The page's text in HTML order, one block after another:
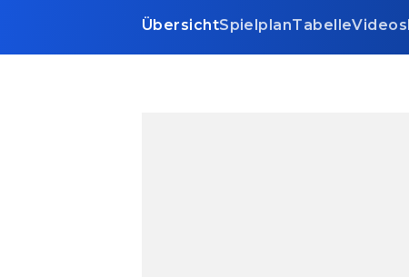
ÜbersichtSpielplanTabelleVideos